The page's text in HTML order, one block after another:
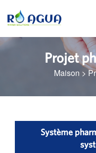
Projet
Maison >
Système